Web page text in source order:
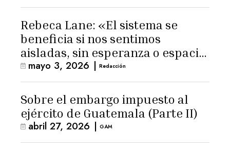
Rebeca Lane: «El sistema se
beneficia si nos sentimos
aisladas, sin esperanza o espacio
para la ternura»
mayo 3, 2026 | Redacción
Sobre el embargo impuesto al
ejército de Guatemala (Parte II)
abril 27, 2026 | GAM